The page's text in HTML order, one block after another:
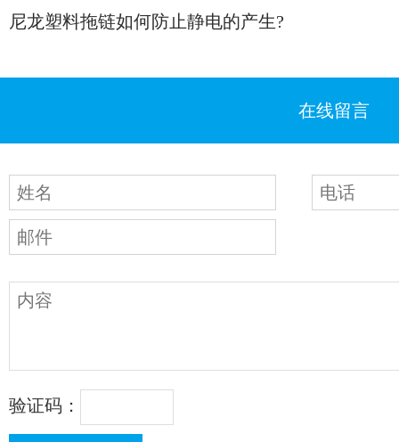
尼龙塑料拖链如何防止静电的产生?
在线留言
验证码：